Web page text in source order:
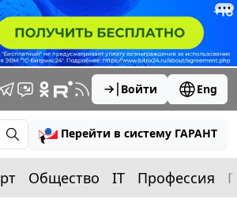
Войти Eng
Перейти в систему ГАРАНТ
Общество IT Профессия